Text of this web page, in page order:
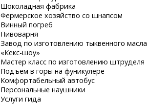
Шоколадная фабрика
Фермерское хозяйство со шнапсом
Винный погреб
Пивоварня
Завод по изготовлению тыквенного масла
«Кекс-шоу»
Мастер класс по изготовлению штруделя
Подъем в горы на фуникулере
Комфортабельный автобус
Персональные наушники
Услуги гида